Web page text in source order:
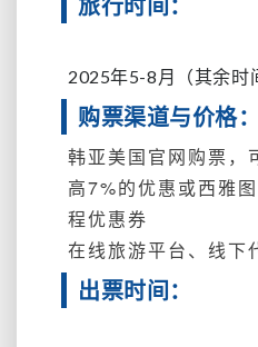
2025年5-8月（其余时
购票渠道与价格：
韩亚美国官网购票，
高7%的优惠或西雅
程优惠券
在线旅游平台、线下
出票时间：